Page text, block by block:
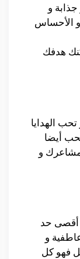
و
و الأحساس
هدفك
الهدايا
أيضا
مشاعرك و
أقصى حد
و
فهو كل